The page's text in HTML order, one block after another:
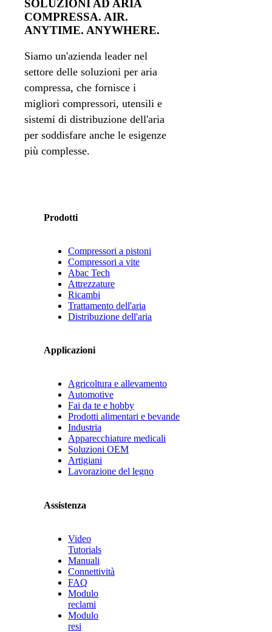
SOLUZIONI AD ARIA
COMPRESSA. AIR.
ANYTIME. ANYWHERE.
Siamo un'azienda leader nel
settore delle soluzioni per aria
compressa, che fornisce i
migliori compressori, utensili e
sistemi di distribuzione dell'aria
per soddisfare anche le esigenze
più complesse.
Prodotti
Compressori a pistoni
Compressori a vite
Abac Tech
Attrezzature
Ricambi
Trattamento dell'aria
Distribuzione dell'aria
Applicazioni
Agricoltura e allevamento
Automotive
Fai da te e hobby
Prodotti alimentari e bevande
Industria
Apparecchiature medicali
Soluzioni OEM
Artigiani
Lavorazione del legno
Assistenza
Video
Tutorials
Manuali
Connettività
FAQ
Modulo
reclami
Modulo
resi